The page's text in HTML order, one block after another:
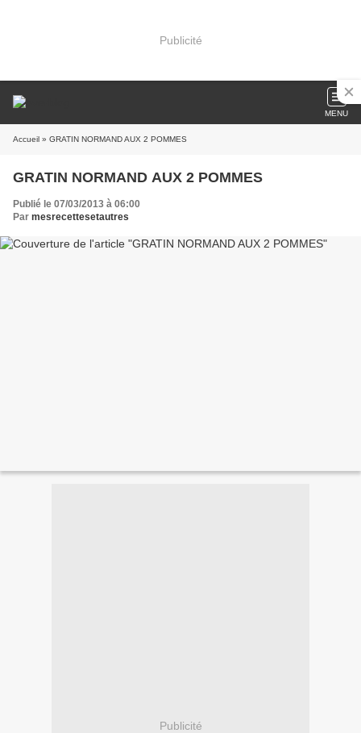
Publicité
MENU
Accueil » GRATIN NORMAND AUX 2 POMMES
GRATIN NORMAND AUX 2 POMMES
Publié le 07/03/2013 à 06:00
Par mesrecettesetautres
Publicité